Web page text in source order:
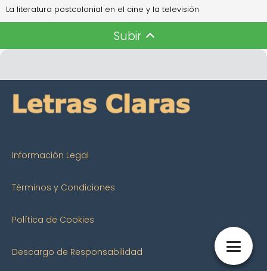
La literatura postcolonial en el cine y la televisión
Subir
Información Legal
Términos y Condiciones
Política de Cookies
Descargo de Responsabilidad